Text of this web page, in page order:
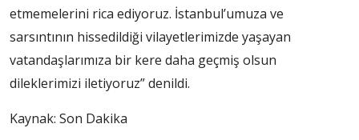
etmemelerini rica ediyoruz. İstanbul’umuza ve
sarsıntının hissedildiği vilayetlerimizde yaşayan
vatandaşlarımıza bir kere daha geçmiş olsun
dileklerimizi iletiyoruz” denildi.
Kaynak: Son Dakika